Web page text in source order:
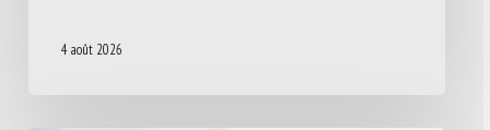
4 août 2026